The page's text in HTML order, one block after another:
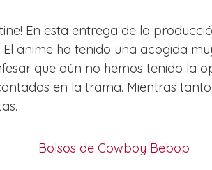
En esta entrega de la
anime ha tenido una acogida
que aún no hemos tenido la
en la trama. Mientras
Bolsos de Cowboy Bebop